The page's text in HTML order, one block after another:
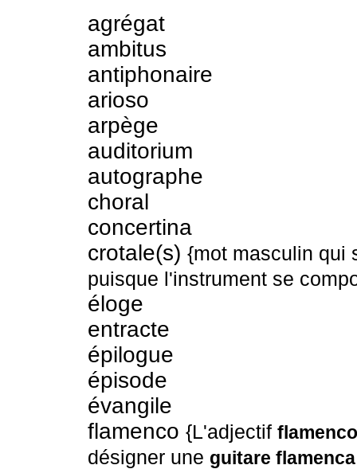
agrégat
ambitus
antiphonaire
arioso
arpège
auditorium
autographe
choral
concertina
crotale(s) {mot masculin qui
puisque l'instrument se
éloge
entracte
épilogue
épisode
évangile
flamenco {L'adjectif flamenco
désigner une guitare flamenca